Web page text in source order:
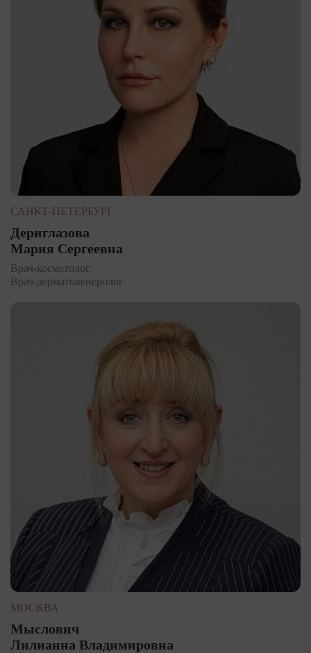
САНКТ-ПЕТЕРБУРГ
Дериглазова
Мария Сергеевна
Врач-косметолог,
Врач-дерматовенеролог
МОСКВА
Мыслович
Лилианна Владимировна